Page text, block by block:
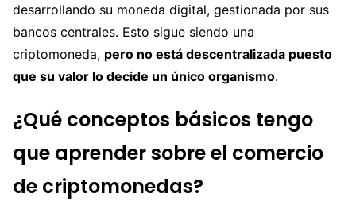
desarrollando su moneda digital, gestionada por sus
bancos centrales. Esto sigue siendo una
criptomoneda, pero no está descentralizada puesto
que su valor lo decide un único organismo.
¿Qué conceptos básicos tengo
que aprender sobre el comercio
de criptomonedas?